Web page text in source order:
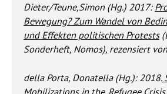
Dieter/Teune,Simon (Hg.) 2017:
Bewegung? Zum Wandel von
und Effekten politischen Protests
Sonderheft, Nomos), rezensiert
della Porta, Donatella (Hg.): 2018.
Mobilizations in the ‚Refugee Crisis‘